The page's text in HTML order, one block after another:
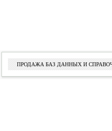
ПРОДАЖА БАЗ ДАННЫХ И